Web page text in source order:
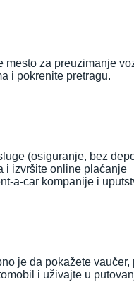
za preuzimanje
i pokrenite pretragu.
(osiguranje, bez
i izvršite online plaćanje
a-car kompanije i
je da pokažete
i uživajte u